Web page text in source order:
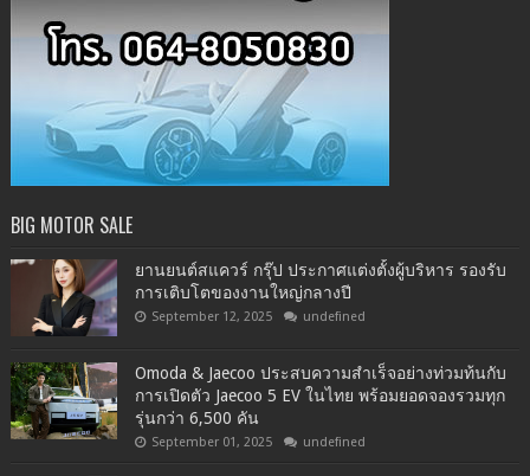
BIG MOTOR SALE
ยานยนต์สแควร์ กรุ๊ป ประกาศแต่งตั้งผู้บริหาร รองรับ
การเติบโตของงานใหญ่กลางปี
September 12, 2025 undefined
Omoda & Jaecoo ประสบความสำเร็จอย่างท่วมท้นกับ
การเปิดตัว Jaecoo 5 EV ในไทย พร้อมยอดจองรวมทุก
รุ่นกว่า 6,500 คัน
September 01, 2025 undefined